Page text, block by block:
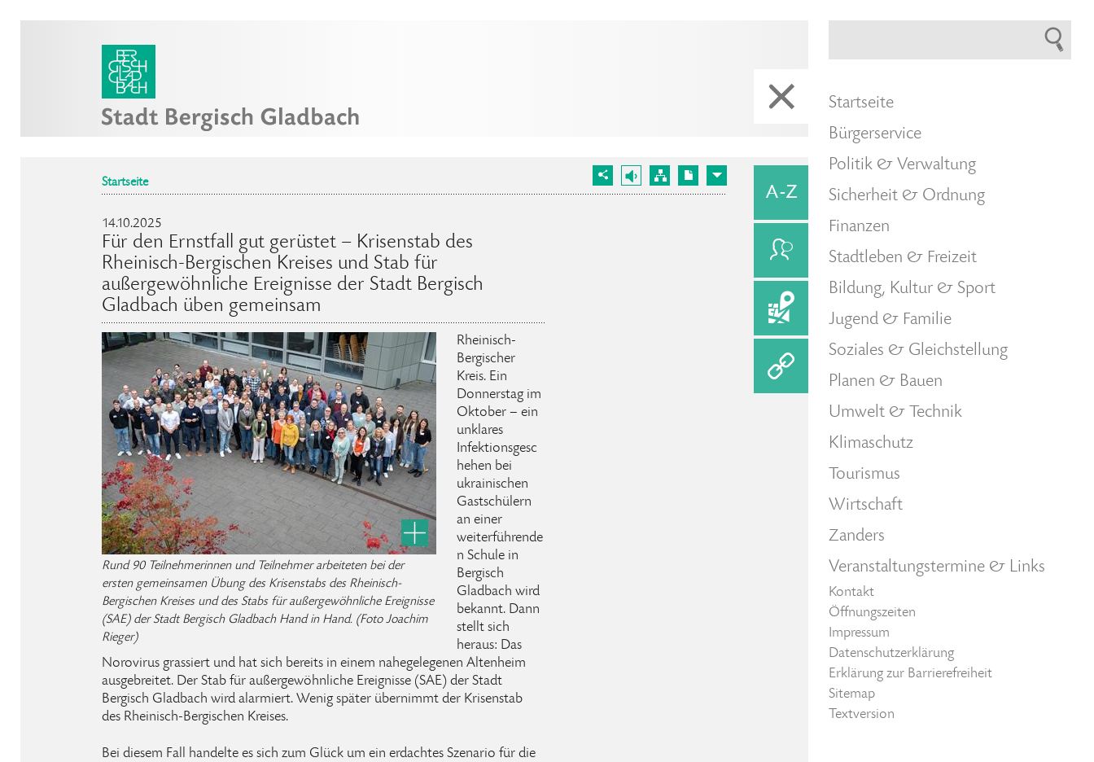
Startseite
14.10.2025
Für den Ernstfall gut gerüstet – Krisenstab des
Rheinisch-Bergischen Kreises und Stab für
außergewöhnliche Ereignisse der Stadt Bergisch
Gladbach üben gemeinsam
Rund 90 Teilnehmerinnen und Teilnehmer arbeiteten bei der
ersten gemeinsamen Übung des Krisenstabs des Rheinisch-
Bergischen Kreises und des Stabs für außergewöhnliche Ereignisse
(SAE) der Stadt Bergisch Gladbach Hand in Hand. (Foto Joachim
Rieger)
Rheinisch-
Bergischer
Kreis. Ein
Donnerstag im
Oktober – ein
unklares
Infektionsgesc
hehen bei
ukrainischen
Gastschülern
an einer
weiterführende
n Schule in
Bergisch
Gladbach wird
bekannt. Dann
stellt sich
heraus: Das
Norovirus grassiert und hat sich bereits in einem nahegelegenen Altenheim
ausgebreitet. Der Stab für außergewöhnliche Ereignisse (SAE) der Stadt
Bergisch Gladbach wird alarmiert. Wenig später übernimmt der Krisenstab
des Rheinisch-Bergischen Kreises.
Bei diesem Fall handelte es sich zum Glück um ein erdachtes Szenario für die
Startseite
Bürgerservice
Politik & Verwaltung
Sicherheit & Ordnung
Finanzen
Stadtleben & Freizeit
Bildung, Kultur & Sport
Jugend & Familie
Soziales & Gleichstellung
Planen & Bauen
Umwelt & Technik
Klimaschutz
Tourismus
Wirtschaft
Zanders
Veranstaltungstermine & Links
Kontakt
Öffnungszeiten
Impressum
Datenschutzerklärung
Erklärung zur Barrierefreiheit
Sitemap
Textversion